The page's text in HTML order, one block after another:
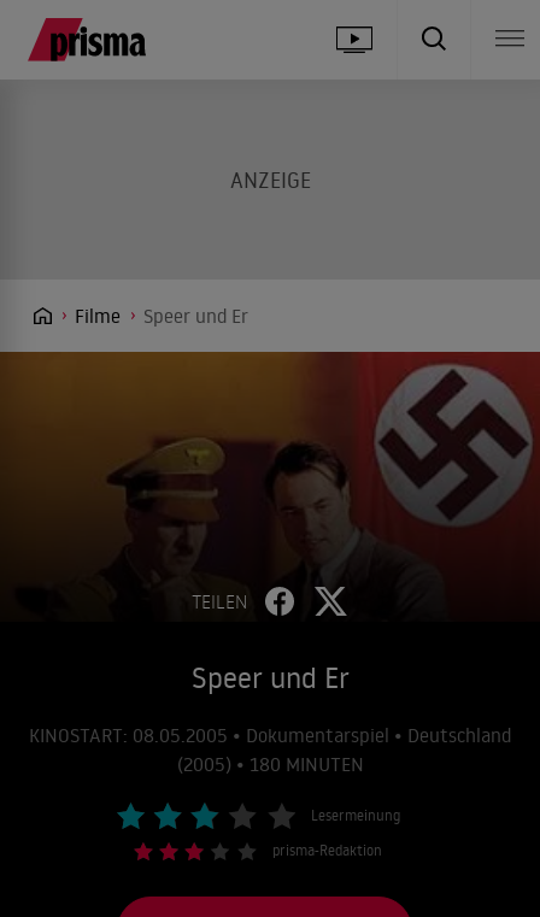
Filme Speer und Er
TEILEN
Speer und Er
KINOSTART: 08.05.2005 • Dokumentarspiel • Deutschland
(2005) • 180 MINUTEN
Lesermeinung
prisma-Redaktion